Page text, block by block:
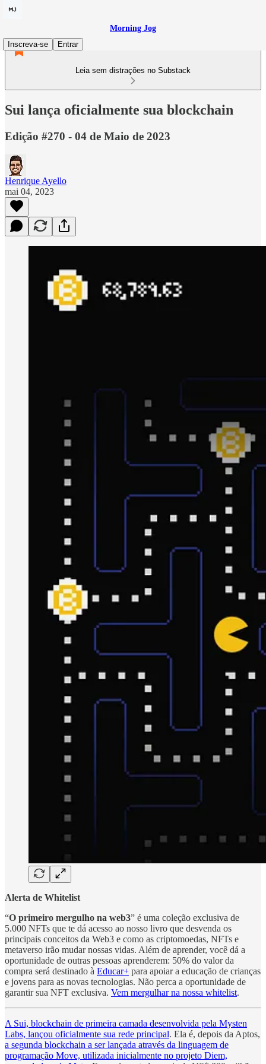
Morning Jog
Inscreva-se
Entrar
Leia sem distrações no Substack
Sui lança oficialmente sua blockchain
Edição #270 - 04 de Maio de 2023
Henrique Ayello
mai 04, 2023
Alerta de Whitelist
“O primeiro mergulho na web3” é uma coleção exclusiva de
5.000 NFTs que te dá acesso ao nosso livro que desvenda os
principais conceitos da Web3 e como as criptomoedas, NFTs e
metaverso irão mudar nossas vidas. Além de aprender, você dá a
oportunidade de outras pessoas aprenderem: 50% do valor da
compra será destinado à Educar+ para apoiar a educação de crianças
e jovens para as novas tecnologias. Não perca a oportunidade de
garantir sua NFT exclusiva. Vem mergulhar na nossa whitelist.
A Sui, blockchain de primeira camada desenvolvida pela Mysten
Labs, lançou oficialmente sua rede principal. Ela é, depois da Aptos,
a segunda blockchain a ser lançada através da linguagem de
programação Move, utilizada inicialmente no projeto Diem,